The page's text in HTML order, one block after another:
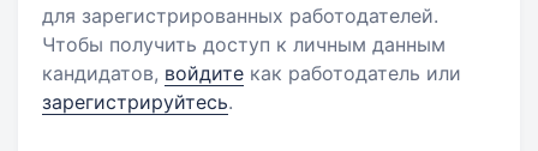
для зарегистрированных работодателей.
Чтобы получить доступ к личным данным
кандидатов, войдите как работодатель или
зарегистрируйтесь.